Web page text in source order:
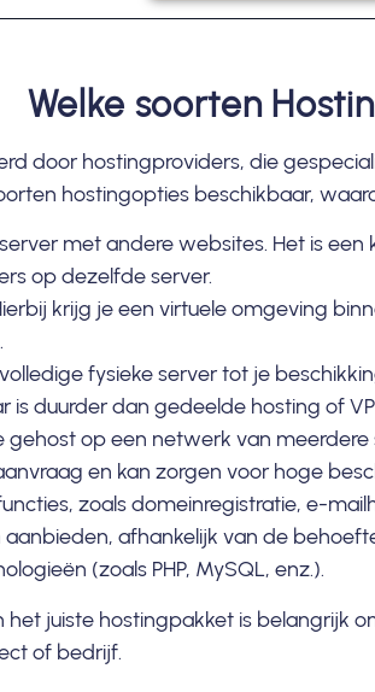
Welke soorten
door hostingproviders, die
hostingopties beschikbaar,
met andere websites. Het is
op dezelfde server.
krijg je een virtuele omgeving
fysieke server tot je
is duurder dan gedeelde hosting of
op een netwerk van
en kan zorgen voor hoge
zoals domeinregistratie, e-
afhankelijk van de
(zoals PHP, MySQL, enz.).
juiste hostingpakket is belangrijk
of bedrijf.